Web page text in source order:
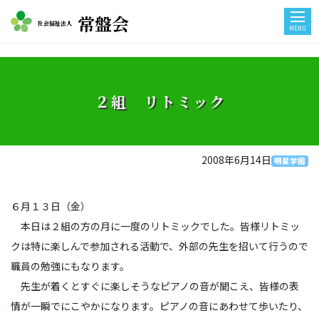
社会福祉法人 常盤会 MENU
２組 リトミック
2008年6月14日 明星学園
６月１３日（金）
本日は２組の方の月に一度のリトミックでした。皆様リトミッ
クは特に楽しんで参加される活動で、外部の先生を招いて行うので
職員の勉強にもなります。
先生が着くとすぐに楽しそうなピアノの音が聞こえ、皆様の表
情が一瞬でにこやかになります。ピアノの音にあわせて歩いたり、